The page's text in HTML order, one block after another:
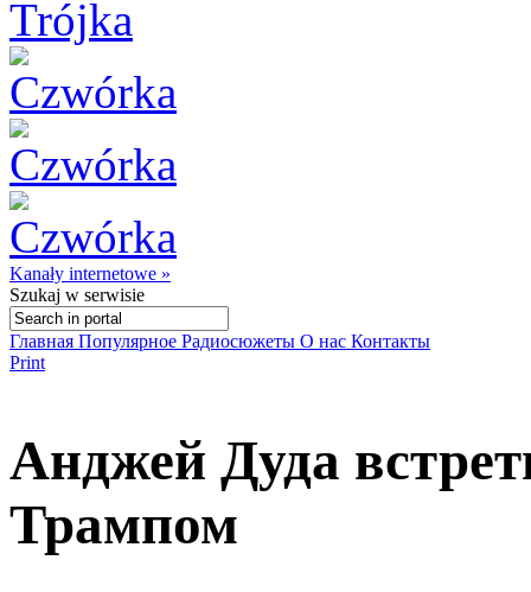
Kanały internetowe »
Szukaj w serwisie
Главная Популярное Радиосюжеты О нас Контакты
Print
Анджей Дуда
Трампом